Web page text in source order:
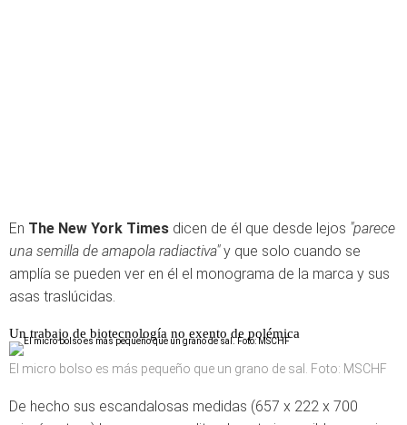
En The New York Times dicen de él que desde lejos "parece
una semilla de amapola radiactiva"y que solo cuando se
amplía se pueden ver en él el monograma de la marca y sus
asas traslúcidas.
Un trabajo de biotecnología no exento de polémica
El micro bolso es más pequeño que un grano de sal. Foto: MSCHF
De hecho sus escandalosas medidas (657 x 222 x 700